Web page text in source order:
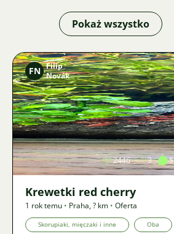
Pokaż wszystko
Zdjęcie
FN Filip
Novák
2446 3 5
Krewetki red cherry
1 rok temu • Praha,? km • Oferta
Skorupiaki, mięczaki i inne Oba